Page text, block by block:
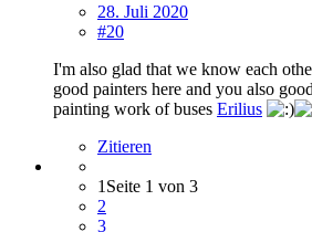
28. Juli 2020
#20
I'm also glad that we know each
good painters here and you also
painting work of buses Erilius
Zitieren
1 Seite 1 von 3
2
3